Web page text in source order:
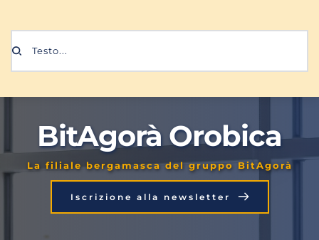
Testo...
BitAgorà Orobica
La filiale bergamasca del gruppo BitAgorà
Iscrizione alla newsletter